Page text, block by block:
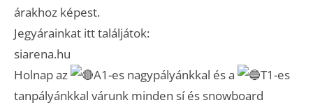
árakhoz képest.
Jegyárainkat itt találjátok:
siarena.hu
Holnap az
A1-es nagypályánkkal és a
T1-es
tanpályánkkal várunk minden sí és snowboard